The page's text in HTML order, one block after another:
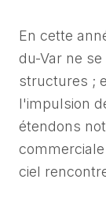
En cette
du-Var ne
structures ;
l'impulsion
étendons
ciel